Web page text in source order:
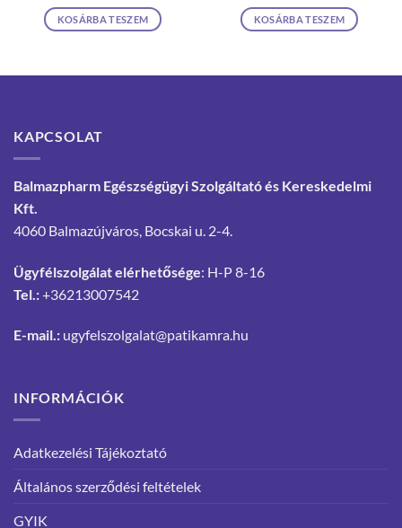
KOSÁRBA TESZEM KOSÁRBA TESZEM
KAPCSOLAT
Balmazpharm Egészségügyi Szolgáltató és Kereskedelmi
Kft.
4060 Balmazújváros, Bocskai u. 2-4.
Ügyfélszolgálat elérhetősége: H-P 8-16
Tel.:+36213007542
E-mail.: ugyfelszolgalat@patikamra.hu
INFORMÁCIÓK
Adatkezelési Tájékoztató
Általános szerződési feltételek
GYIK